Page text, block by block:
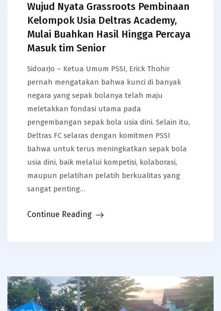
Wujud Nyata Grassroots Pembinaan
Kelompok Usia Deltras Academy,
Mulai Buahkan Hasil Hingga Percaya
Masuk tim Senior
Sidoarjo – Ketua Umum PSSI, Erick Thohir
pernah mengatakan bahwa kunci di banyak
negara yang sepak bolanya telah maju
meletakkan fondasi utama pada
pengembangan sepak bola usia dini. Selain itu,
Deltras FC selaras dengan komitmen PSSI
bahwa untuk terus meningkatkan sepak bola
usia dini, baik melalui kompetisi, kolaborasi,
maupun pelatihan pelatih berkualitas yang
sangat penting…
Continue Reading